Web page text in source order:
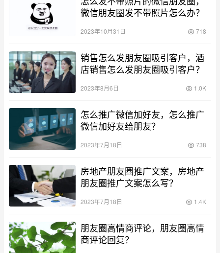
微信朋友圈发不带照片怎么办？
2023年10月31日 718
销售怎么发朋友圈吸引客户，酒
店销售怎么发朋友圈吸引客户？
2023年8月6日 1.0K
怎么推广微信加好友，怎么推广
微信加好友给朋友？
2023年7月18日 738
房地产朋友圈推广文案，房地产
朋友圈推广文案怎么写？
2023年7月18日 1.4K
朋友圈高情商评论，朋友圈高情
商评论回复？